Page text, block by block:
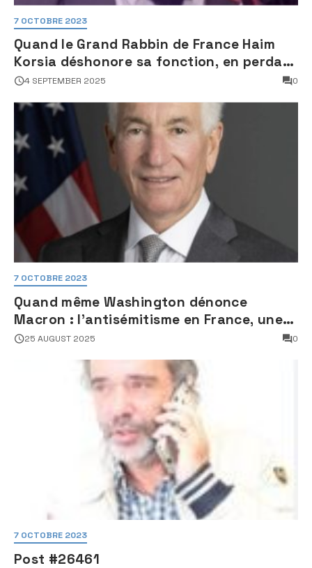
7 OCTOBRE 2023
Quand le Grand Rabbin de France Haim
Korsia déshonore sa fonction, en perdant
son sang froid
4 SEPTEMBER 2025 0
7 OCTOBRE 2023
Quand même Washington dénonce
Macron : l’antisémitisme en France, une
faillite d’État
25 AUGUST 2025 0
7 OCTOBRE 2023
Post #26461